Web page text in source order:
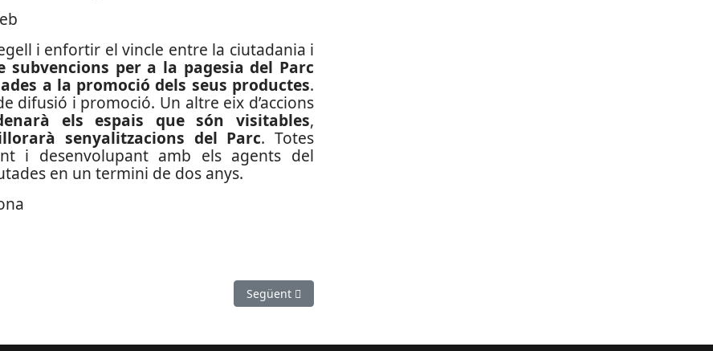
i enfortir el vincle entre la ciutadania i
subvencions per a la pagesia del Parc
a la promoció dels seus productes.
difusió i promoció. Un altre eix d’accions
els espais que són visitables,
senyalitzacions del Parc. Totes
i desenvolupant amb els agents del
en un termini de dos anys.
guardonat amb els Premis #FPCAT Article següent: La Vertical Montserrat arriba a la seva sisena edició
Següent